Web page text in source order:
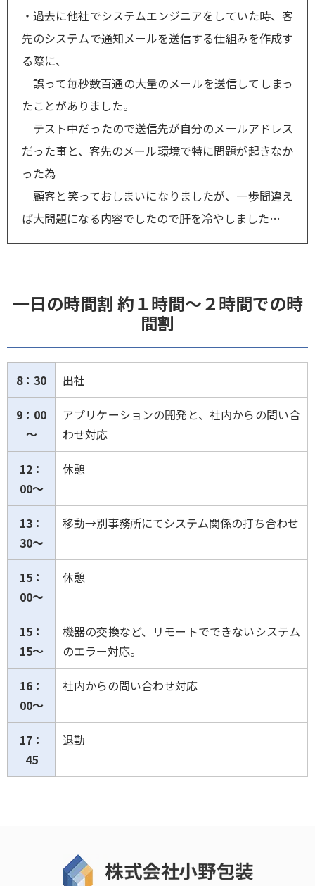
・過去に他社でシステムエンジニアをしていた時、客
先のシステムで通知メールを送信する仕組みを作成す
る際に、
誤って毎秒数百通の大量のメールを送信してしまっ
たことがありました。
テスト中だったので送信先が自分のメールアドレス
だった事と、客先のメール環境で特に問題が起きなか
った為
顧客と笑っておしまいになりましたが、一歩間違え
ば大問題になる内容でしたので肝を冷やしました…
一日の時間割 約１時間～２時間での時
間割
8：30 出社
9：00
～
アプリケーションの開発と、社内からの問い合
わせ対応
12：
00～
休憩
13：
30～
移動→別事務所にてシステム関係の打ち合わせ
15：
00～
休憩
15：
15～
機器の交換など、リモートでできないシステム
のエラー対応。
16：
00～
社内からの問い合わせ対応
17：
45
退勤